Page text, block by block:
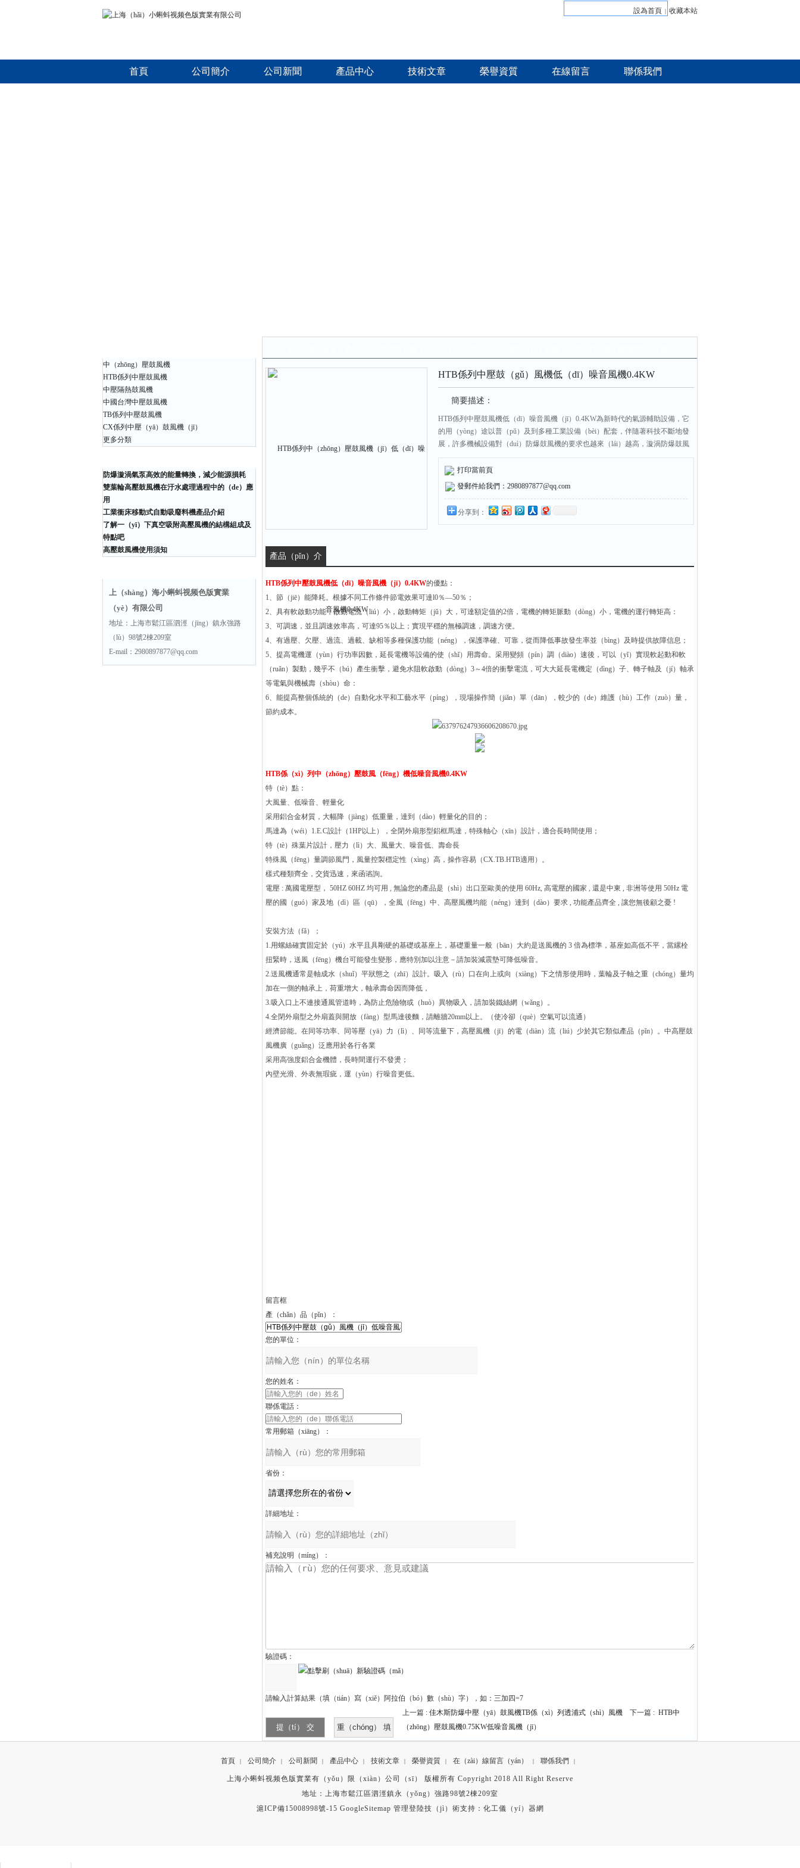
設為首頁 | 收藏本站
首頁 公司簡介 公司新聞 產品中心 技術文章 榮譽資質 在線留言 聯係我們
中（zhōng）壓鼓風機
HTB係列中壓鼓風機
中壓隔熱鼓風機
中國台灣中壓鼓風機
TB係列中壓鼓風機
CX係列中壓（yā）鼓風機（jī）
更多分類
防爆漩渦氣泵高效的能量轉換，減少能源損耗
雙葉輪高壓鼓風機在汙水處理過程中的（de）應
用
工業衝床移動式自動吸廢料機產品介紹
了解一（yī）下真空吸附高壓風機的結構組成及
特點吧
高壓鼓風機使用須知
上（shàng）海小蝌蚪视频色版實業
（yè）有限公司
地址：上海市鬆江區泗涇（jīng）鎮永強路
（lù）98號2棟209室
E-mail：2980897877@qq.com
HTB係列中壓鼓（gǔ）風機低（dī）噪音風機0.4KW
簡要描述：
HTB係列中壓鼓風機低（dī）噪音風機（jī）0.4KW為新時代的氣源輔助設備，它
的用（yòng）途以普（pǔ）及到多種工業設備（bèi）配套，伴隨著科技不斷地發
展，許多機械設備對（duì）防爆鼓風機的要求也越來（lái）越高，漩渦防爆鼓風
機可按使用劃（huá）分（fèn）為有DIIBT4防爆風機，DIICT4防爆風機（jī），防
爆（bào）風機是風機中的一種（zhǒng）特殊類型，它是（shì）專業用在有易燃
易爆的場（chǎng）所，常用的行業為石油、化工等。
打印當前頁
發郵件給我們：2980897877@qq.com
分享到：
產品（pǐn）介
HTB係列中壓鼓風機低（dī）噪音風機（jī）0.4KW的優點：
1、節（jiē）能降耗。根據不同工作條件節電效果可達l0％—50％；
2、具有軟啟動功能，啟動電流（liú）小，啟動轉矩（jǔ）大，可達額定值的2倍，電機的轉矩脈動（dòng）小，電機的運行轉矩高：
3、可調速，並且調速效率高，可達95％以上；實現平穩的無極調速，調速方便。
4、有過壓、欠壓、過流、過載、缺相等多種保護功能（néng），保護準確、可靠，從而降低事故發生率並（bìng）及時提供故障信息；
5、提高電機運（yùn）行功率因數，延長電機等設備的使（shǐ）用壽命。采用變頻（pín）調（diào）速後，可以（yǐ）實現軟起動和軟
（ruǎn）製動，幾乎不（bú）產生衝擊，避免水阻軟啟動（dòng）3～4倍的衝擊電流，可大大延長電機定（dìng）子、轉子軸及（jí）軸承
等電氣與機械壽（shòu）命：
6、能提高整個係統的（de）自動化水平和工藝水平（píng），現場操作簡（jiǎn）單（dān），較少的（de）維護（hù）工作（zuò）量，
節約成本。
HTB係（xì）列中（zhōng）壓鼓風（fēng）機低噪音風機0.4KW
特（tè）點：
大風量、低噪音、輕量化
采用鋁合金材質，大幅降（jiàng）低重量，達到（dào）輕量化的目的；
馬達為（wéi）1.E.C設計（1HP以上），全閉外扇形型鋁框馬達，特殊軸心（xīn）設計，適合長時間使用；
特（tè）殊葉片設計，壓力（lì）大、風量大、噪音低、壽命長
特殊風（fēng）量調節風門，風量控製穩定性（xìng）高，操作容易（CX.TB.HTB適用）。
樣式種類齊全，交貨迅速，來函谘詢。
電壓 : 萬國電壓型， 50HZ 60HZ 均可用 , 無論您的產品是（shì）出口至歐美的使用 60Hz, 高電壓的國家 , 還是中東 , 非洲等使用 50Hz 電
壓的國（guó）家及地（dì）區（qū），全風（fēng）中、高壓風機均能（néng）達到（dào）要求 , 功能產品齊全 , 讓您無後顧之憂 !
安裝方法（fǎ）；
1.用螺絲確實固定於（yú）水平且具剛硬的基礎或基座上，基礎重量一般（bān）大約是送風機的 3 倍為標準，基座如高低不平，當縲栓
扭緊時，送風（fēng）機台可能發生變形，應特別加以注意－請加裝減震墊可降低噪音。
2.送風機通常是軸成水（shuǐ）平狀態之（zhī）設計。吸入（rù）口在向上或向（xiàng）下之情形使用時，葉輪及子軸之重（chóng）量均
加在一側的軸承上，荷重增大，軸承壽命因而降低，
3.吸入口上不連接通風管道時，為防止危險物或（huò）異物吸入，請加裝鐵絲網（wǎng）。
4.全閉外扇型之外扇蓋與開放（fàng）型馬達後麵，請離牆20mm以上。（使冷卻（què）空氣可以流通）
經濟節能。在同等功率、同等壓（yā）力（lì）、同等流量下，高壓風機（jī）的電（diàn）流（liú）少於其它類似產品（pǐn）。中高壓鼓
風機廣（guǎng）泛應用於各行各業
采用高強度鋁合金機體，長時間運行不發燙；
內壁光滑、外表無瑕疵，運（yùn）行噪音更低。
留言框
產（chǎn）品（pǐn）：
您的單位：
您的姓名：
聯係電話：
常用郵箱（xiāng）：
省份：
詳細地址：
補充說明（míng）：
驗證碼：
請輸入計算結果（填（tián）寫（xiě）阿拉伯（bó）數（shù）字），如：三加四=7
上一篇 : 佳木斯防爆中壓（yā）鼓風機TB係（xì）列透浦式（shì）風機 下一篇 : HTB中
（zhōng）壓鼓風機0.75KW低噪音風機（jī）
首頁 | 公司簡介 | 公司新聞 | 產品中心 | 技術文章 | 榮譽資質 | 在（zài）線留言（yán） | 聯係我們 |
上海小蝌蚪视频色版實業有（yǒu）限（xiàn）公司（sī） 版權所有 Copyright 2018 All Right Reserve
地址：上海市鬆江區泗涇鎮永（yǒng）強路98號2棟209室
滬ICP備15008998號-15 GoogleSitemap 管理登陸技（jì）術支持： 化工儀（yí）器網